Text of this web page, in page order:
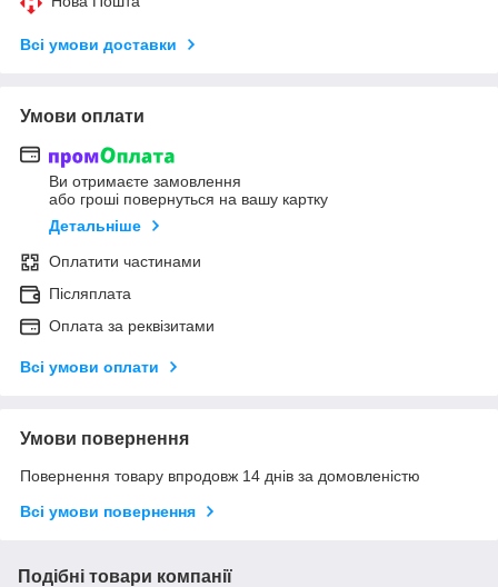
Всі умови доставки
Умови оплати
Ви отримаєте замовлення
або гроші повернуться на вашу картку
Детальніше
Оплатити частинами
Післяплата
Оплата за реквізитами
Всі умови оплати
Умови повернення
Повернення товару впродовж 14 днів за домовленістю
Всі умови повернення
Подібні товари компанії